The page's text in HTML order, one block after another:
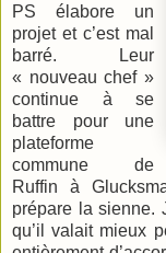
PS élabore un
projet et c’est mal
barré. Leur
« nouveau chef »
continue à se
battre pour une
plateforme
commune de
Ruffin à
prépare la sienne.
qu’il valait mieux